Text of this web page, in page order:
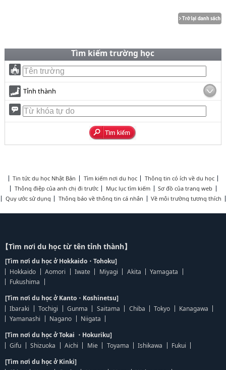
Tìm kiếm trường học
Tỉnh thành
Tin tức du học Nhật Bản Tìm kiếm nơi du học
Thông tin có ích về du học
Thông điệp của anh chị đi trước
Mục lục tìm kiếm
Sơ đồ của trang web
Quy ước sử dụng
Thông báo về thông tin cá nhân Về môi trường tương thích
【Tìm nơi du học từ tên tỉnh thành】
[Tìm nơi du học ở Hokkaido・Tohoku]
Hokkaido
Aomori Iwate Miyagi Akita
Yamagata
Fukushima
[Tìm nơi du học ở Kanto・Koshinetsu]
Ibaraki
Tochigi Gunma Saitama Chiba Tokyo
Kanagawa
Yamanashi
Nagano
Niigata
[Tìm nơi du học ở Tokai ・Hokuriku]
Gifu
Shizuoka Aichi Mie Toyama Ishikawa
Fukui
[Tìm nơi du học ở Kinki]